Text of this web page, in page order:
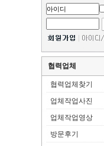
협력업체
협력업체찾기
업체작업사진
업체작업영상
방문후기